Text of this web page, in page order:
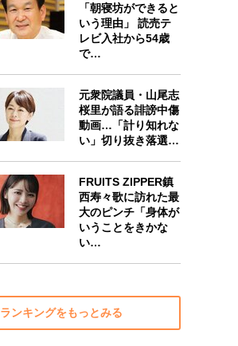
「朝寝坊ができると
いう理由」 読売テ
レビ入社から54歳
で…
元衆院議員・山尾志
桜里が語る誹謗中傷
動画…「計り知れな
い」切り抜き落選…
FRUITS ZIPPER鎮
西寿々歌に訪れた最
大のピンチ「身体が
いうことをきかな
い…
ランキングをもっとみる